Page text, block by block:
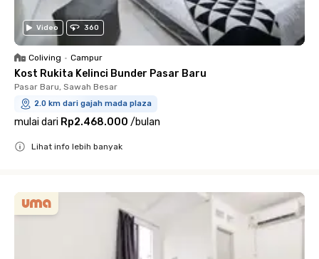
Video 360
Coliving • Campur
Kost Rukita Kelinci Bunder Pasar Baru
Pasar Baru, Sawah Besar
2.0 km dari gajah mada plaza
mulai dari Rp2.468.000 /bulan
Lihat info lebih banyak